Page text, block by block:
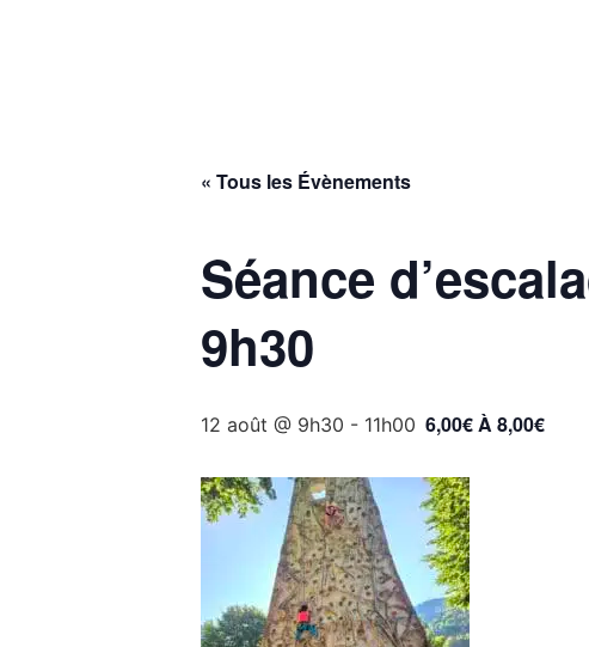
« Tous les Évènements
Séance
9h30
12 août @ 9h30 - 11h00 6,00€ À 8,00€